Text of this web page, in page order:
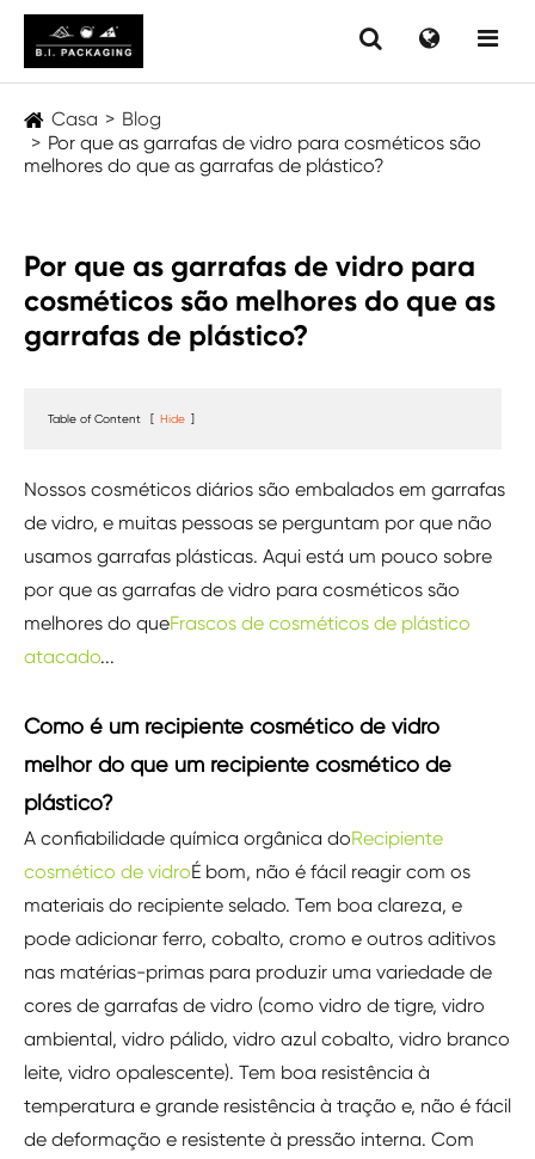
Casa
Blog
Por que as garrafas de vidro para cosméticos são
melhores do que as garrafas de plástico?
Por que as garrafas de vidro para
cosméticos são melhores do que as
garrafas de plástico?
Table of Content [ Hide ]
Nossos cosméticos diários são embalados em garrafas
de vidro, e muitas pessoas se perguntam por que não
usamos garrafas plásticas. Aqui está um pouco sobre
por que as garrafas de vidro para cosméticos são
melhores do queFrascos de cosméticos de plástico
atacado...
Como é um recipiente cosmético de vidro
melhor do que um recipiente cosmético de
plástico?
A confiabilidade química orgânica doRecipiente
cosmético de vidroÉ bom, não é fácil reagir com os
materiais do recipiente selado. Tem boa clareza, e
pode adicionar ferro, cobalto, cromo e outros aditivos
nas matérias-primas para produzir uma variedade de
cores de garrafas de vidro (como vidro de tigre, vidro
ambiental, vidro pálido, vidro azul cobalto, vidro branco
leite, vidro opalescente). Tem boa resistência à
temperatura e grande resistência à tração e, não é fácil
de deformação e resistente à pressão interna. Com